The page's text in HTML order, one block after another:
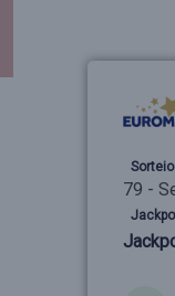
Sorteio
79 -